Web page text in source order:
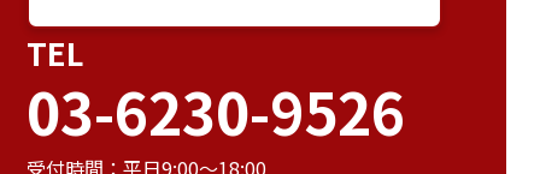
TEL
03-6230-9526
受付時間：平日9:00～18:00